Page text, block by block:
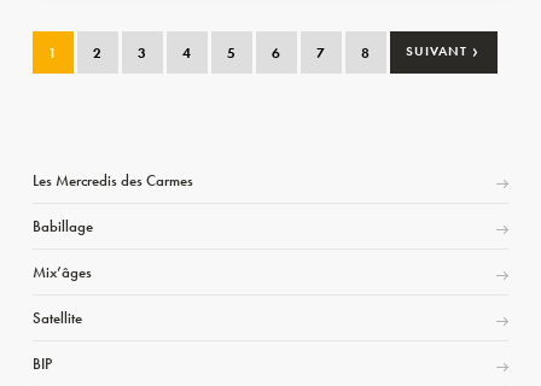
1 2 3 4 5 6 7 8 SUIVANT ›
Les Mercredis des Carmes
Babillage
Mix’âges
Satellite
BIP